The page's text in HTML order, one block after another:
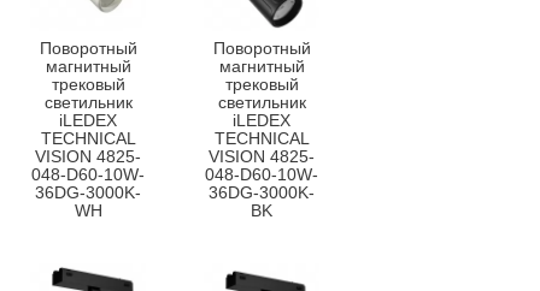
Поворотный
магнитный
трековый
светильник
iLEDEX
TECHNICAL
VISION 4825-
048-D60-10W-
36DG-3000K-
WH
Поворотный
магнитный
трековый
светильник
iLEDEX
TECHNICAL
VISION 4825-
048-D60-10W-
36DG-3000K-
BK